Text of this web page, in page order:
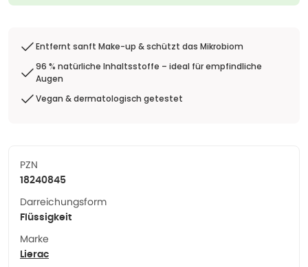
Entfernt sanft Make-up & schützt das Mikrobiom
96 % natürliche Inhaltsstoffe – ideal für empfindliche
Augen
Vegan & dermatologisch getestet
PZN
18240845
Darreichungsform
Flüssigkeit
Marke
Lierac